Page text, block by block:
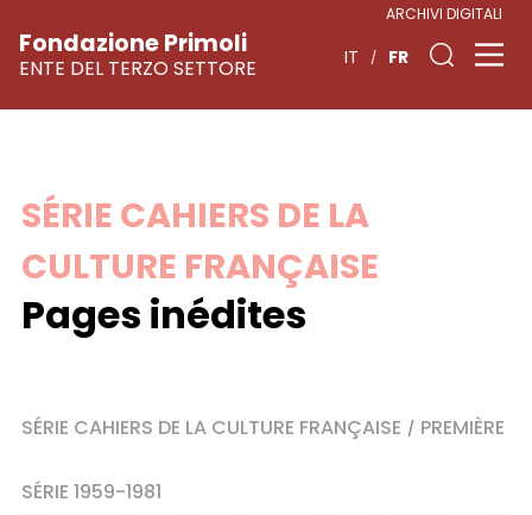
Skip
content
Fondazione Primoli
ENTE DEL TERZO SETTORE
ARCHIVI DIGITALI
IT FR
SÉRIE CAHIERS DE LA
CULTURE FRANÇAISE
Pages inédites
SÉRIE CAHIERS DE LA CULTURE FRANÇAISE / PREMIÈRE
SÉRIE 1959-1981